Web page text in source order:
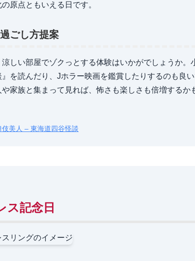
原点ともいえる日です。
ごし方提案
涼しい部屋でゾクっとする体験はいかがでしょうか。
を読んだり、Jホラー映画を鑑賞したりするのも良い
や家族と集まって見れば、怖さも楽しさも倍増するか
伎美人 – 東海道四谷怪談
ス記念日